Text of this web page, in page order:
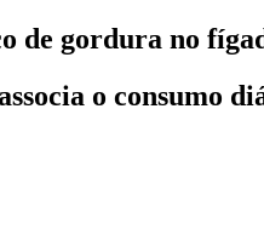
de gordura no
o